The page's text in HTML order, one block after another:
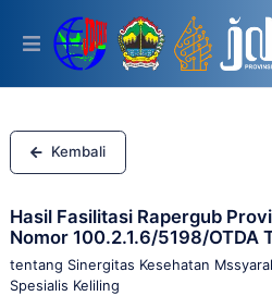
This
includes
accessibility
system.
Kembali
Hasil Fasilitasi Rapergub
Nomor 100.2.1.6/5198/OTDA
tentang Sinergitas Kesehatan
Spesialis Keliling